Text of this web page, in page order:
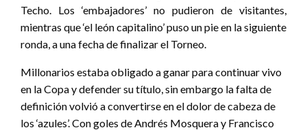
Techo. Los ‘embajadores’ no pudieron de visitantes,
mientras que ‘el león capitalino’ puso un pie en la siguiente
ronda, a una fecha de finalizar el Torneo.
Millonarios estaba obligado a ganar para continuar vivo
en la Copa y defender su título, sin embargo la falta de
definición volvió a convertirse en el dolor de cabeza de
los ‘azules’. Con goles de Andrés Mosquera y Francisco